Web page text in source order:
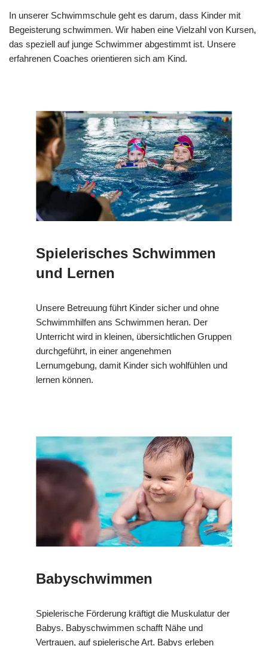
In unserer Schwimmschule geht es darum, dass Kinder mit
Begeisterung schwimmen. Wir haben eine Vielzahl von Kursen,
das speziell auf junge Schwimmer abgestimmt ist. Unsere
erfahrenen Coaches orientieren sich am Kind.
Spielerisches Schwimmen
und Lernen
Unsere Betreuung führt Kinder sicher und ohne
Schwimmhilfen ans Schwimmen heran. Der
Unterricht wird in kleinen, übersichtlichen Gruppen
durchgeführt, in einer angenehmen
Lernumgebung, damit Kinder sich wohlfühlen und
lernen können.
Babyschwimmen
Spielerische Förderung kräftigt die Muskulatur der
Babys. Babyschwimmen schafft Nähe und
Vertrauen, auf spielerische Art. Babys erleben